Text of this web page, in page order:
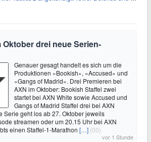
drei neue Serien-
Genauer gesagt handelt es sich um die
Produktionen «Bookish», «Accused» und
«Gangs of Madrid». Drei Premieren bei
AXN im Oktober: Bookish Staffel zwei
startet bei AXN White sowie Accused und
Gangs of Madrid Staffel drei bei AXN
Serie geht los ab 27. Oktober jeweils
streamen oder um 20.15 Uhr bei AXN
einen Staffel-1-Marathon […] (00)
vor 1 Stunde